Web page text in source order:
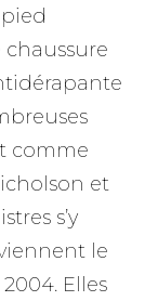
chaussure
comme
et
s’y
le
Elles